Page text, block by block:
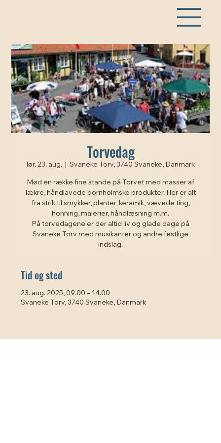
Torvedag
lør. 23. aug.
  |
Svaneke Torv, 3740 Svaneke, Danmark
Mød en række fine stande på Torvet med masser af
lækre, håndlavede bornholmske produkter. Her er alt
fra strik til smykker, planter, keramik, vævede ting,
honning, malerier, håndlæsning m.m.
På torvedagene er der altid liv og glade dage på
Svaneke Torv med musikanter og andre festlige
indslag.
Tid og sted
23. aug. 2025, 09.00 – 14.00
Svaneke Torv, 3740 Svaneke, Danmark